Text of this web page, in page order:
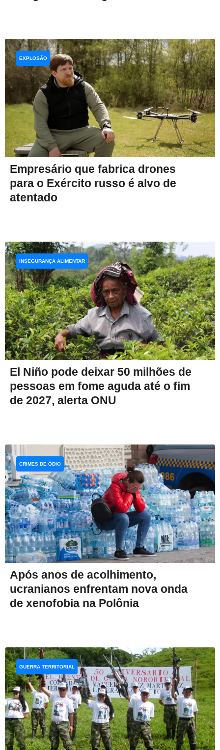
Empresário que fabrica drones
para o Exército russo é alvo de
atentado
EXPLOSÃO
El Niño pode deixar 50 milhões de
pessoas em fome aguda até o fim
de 2027, alerta ONU
INSEGURANÇA ALIMENTAR
Após anos de acolhimento,
ucranianos enfrentam nova onda
de xenofobia na Polônia
CRIMES DE ÓDIO
GUERRA TERRITORIAL